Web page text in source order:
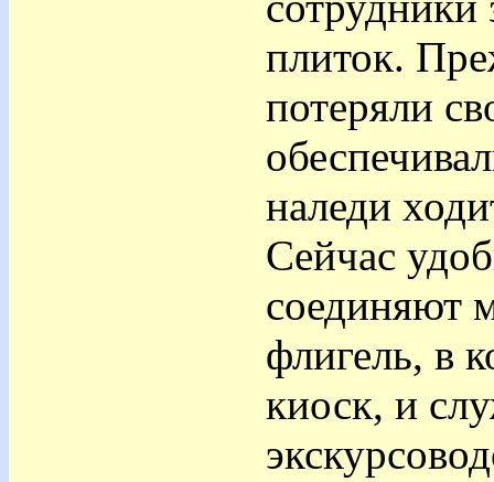
плиток.
потеряли
наледи
Сейчас
соединяют
флигель, в
киоск, и